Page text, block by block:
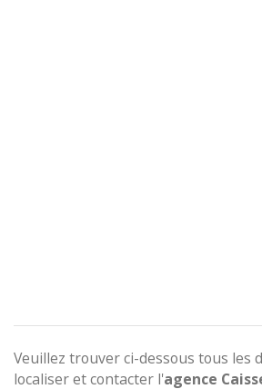
Veuillez trouver ci-dessous tous les
localiser et contacter l'agence